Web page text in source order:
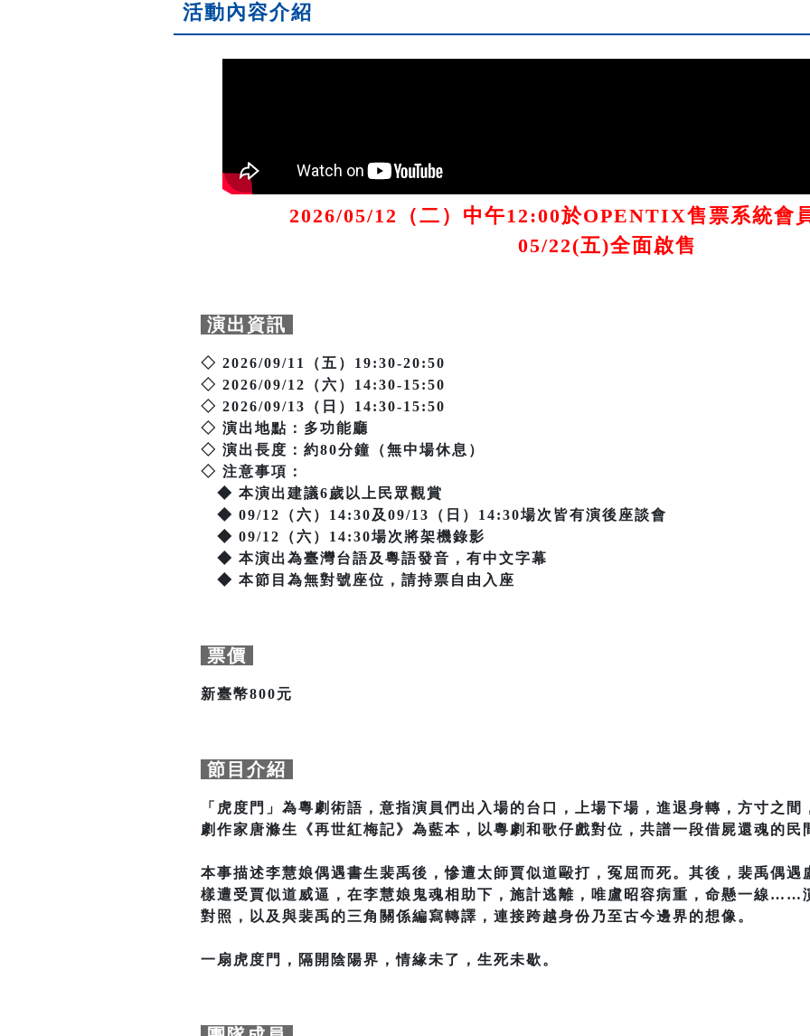
活動內容介紹
2026/05/12（二）中午12:00於OPENTIX售票系統會
05/22(五)全面啟售
演出資訊
◇ 2026/09/11（五）19:30-20:50
◇ 2026/09/12（六）14:30-15:50
◇ 2026/09/13（日）14:30-15:50
◇ 演出地點：多功能廳
◇ 演出長度：約80分鐘（無中場休息）
◇ 注意事項：
◆ 本演出建議6歲以上民眾觀賞
◆ 09/12（六）14:30及09/13（日）14:30場次皆有演後座談會
◆ 09/12（六）14:30場次將架機錄影
◆ 本演出為臺灣台語及粵語發音，有中文字幕
◆ 本節目為無對號座位，請持票自由入座
票價
新臺幣800元
節目介紹
「虎度門」為粵劇術語，意指演員們出入場的台口，上場下場，進退身轉，方寸之間
劇作家唐滌生《再世紅梅記》為藍本，以粵劇和歌仔戲對位，共譜一段借屍還魂的民
本事描述李慧娘偶遇書生裴禹後，慘遭太師賈似道毆打，冤屈而死。其後，裴禹偶遇
樣遭受賈似道威逼，在李慧娘鬼魂相助下，施計逃離，唯盧昭容病重，命懸一線……
對照，以及與裴禹的三角關係編寫轉譯，連接跨越身份乃至古今邊界的想像。
一扇虎度門，隔開陰陽界，情緣未了，生死未歇。